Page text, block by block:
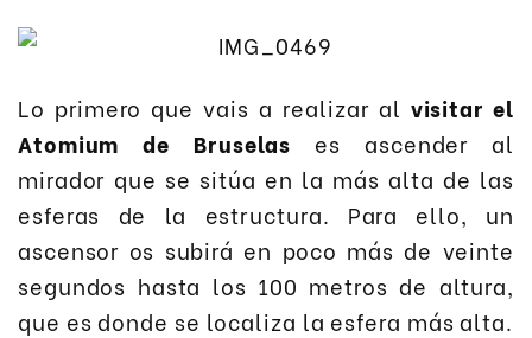
Lo primero que vais a realizar al visitar el
Atomium de Bruselas es ascender al
mirador que se sitúa en la más alta de las
esferas de la estructura. Para ello, un
ascensor os subirá en poco más de veinte
segundos hasta los 100 metros de altura,
que es donde se localiza la esfera más alta.